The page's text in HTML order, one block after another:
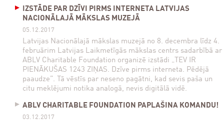
IZSTĀDE PAR DZĪVI PIRMS INTERNETA LATVIJAS
NACIONĀLAJĀ MĀKSLAS MUZEJĀ
05.12.2017
Latvijas Nacionālajā mākslas muzejā no 8. decembra līdz 4.
februārim Latvijas Laikmetīgās mākslas centrs sadarbībā ar
ABLV Charitable Foundation organizē izstādi „TEV IR
PIENĀKUŠAS 1243 ZIŅAS. Dzīve pirms interneta. Pēdējā
paaudze”. Tā vēstīs par neseno pagātni, kad sevis paša un
citu meklējumi notika analogā, nevis digitālā vidē.
ABLV CHARITABLE FOUNDATION PAPLAŠINA KOMANDU!
03.12.2017